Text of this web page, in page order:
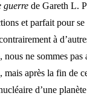
guerrede Gareth L.
et parfait pour
à
nous ne sommes pas
mais après la fin de
d’une